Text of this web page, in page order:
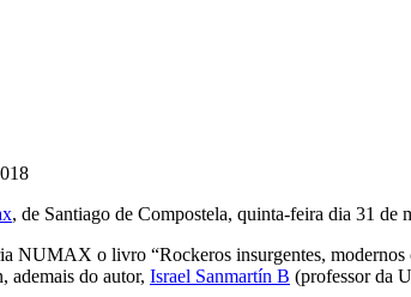
, de Santiago de Compostela, quinta-feira dia 31 de
NUMAX o livro “Rockeros insurgentes, modernos
ademais do autor, Israel Sanmartín B (professor da